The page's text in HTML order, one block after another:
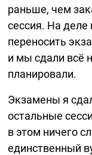
раньше, чем
сессия. На деле
переносить
и мы сдали всё
планировали.
Экзамены я
остальные
в этом ничего
единственный